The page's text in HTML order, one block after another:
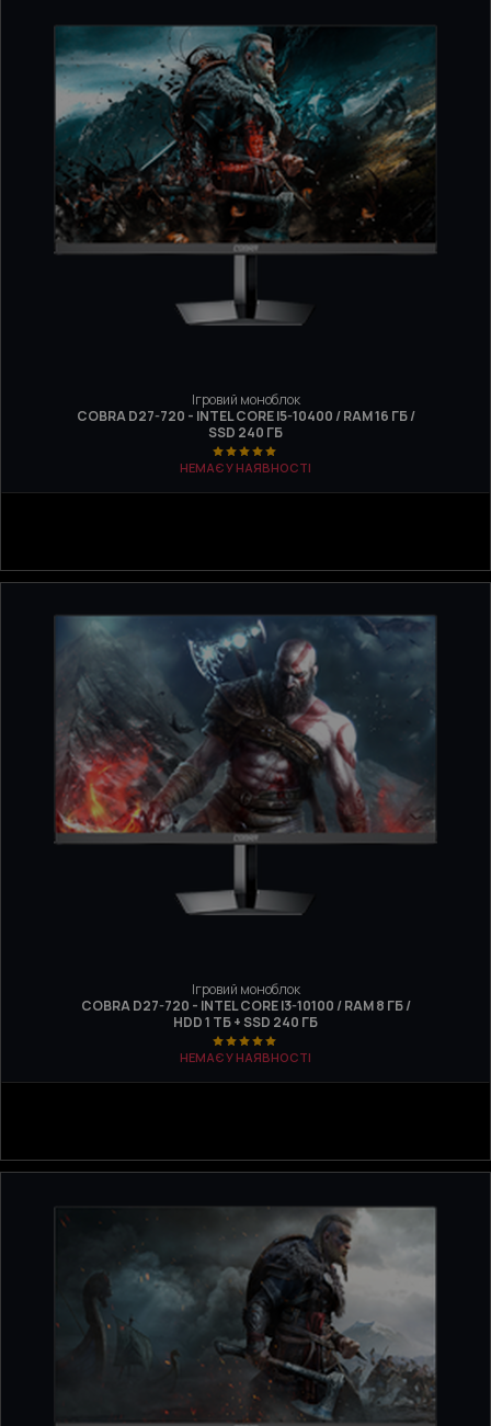
Ігровий моноблок
COBRA D27-720 - INTEL CORE I5-10400 / RAM 16 ГБ /
SSD 240 ГБ
НЕМАЄ У НАЯВНОСТІ
Ігровий моноблок
COBRA D27-720 - INTEL CORE I3-10100 / RAM 8 ГБ /
HDD 1 ТБ + SSD 240 ГБ
НЕМАЄ У НАЯВНОСТІ